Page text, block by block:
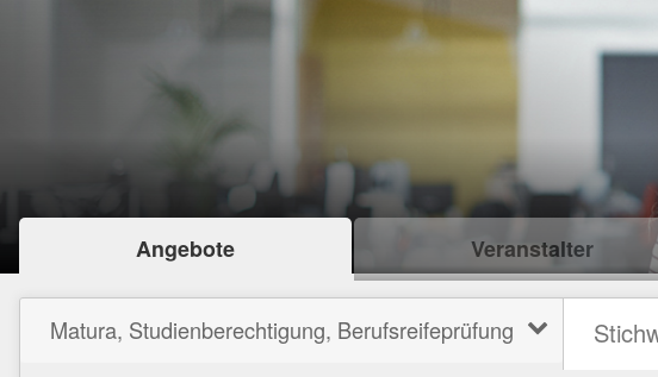
Angebote Veranstalter
Matura, Studienberechtigung, Berufsreifeprüfung